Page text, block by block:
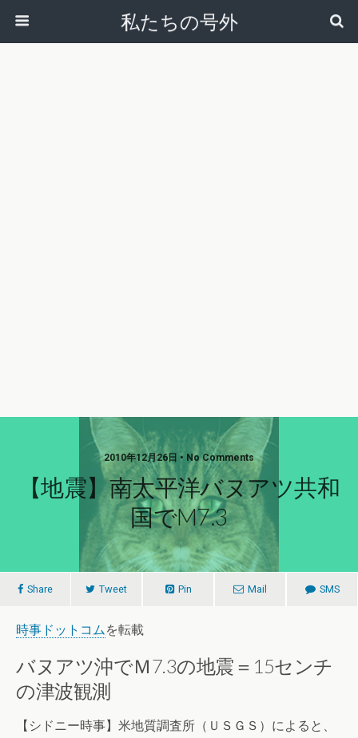
私たちの号外
2010年12月26日 • No Comments
【地震】南太平洋バヌアツ共和
国でM7.3
Share Tweet Pin Mail SMS
時事ドットコムを転載
バヌアツ沖でＭ7.3の地震＝15センチ
の津波観測
【シドニー時事】米地質調査所（ＵＳＧＳ）によると、